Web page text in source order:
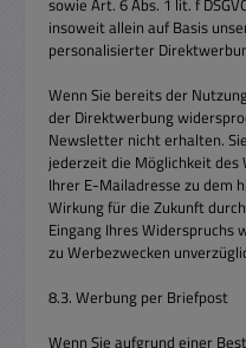
insoweit allein auf Basis
personalisierter
Wenn Sie bereits der
der Direktwerbung
Newsletter nicht erhalten.
jederzeit die Möglichkeit
Ihrer E-Mailadresse zu dem
Wirkung für die Zukunft
Eingang Ihres Widerspruchs
zu Werbezwecken
8.3. Werbung per Briefpost
Wenn Sie aufgrund einer